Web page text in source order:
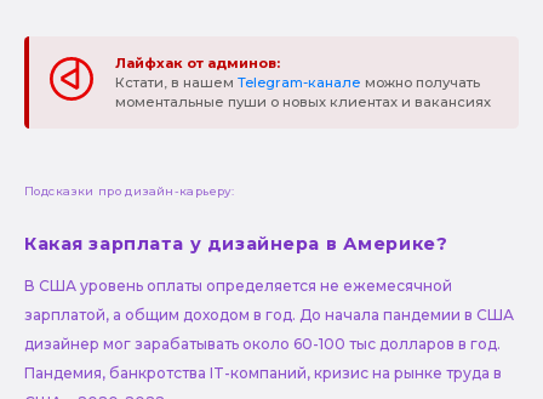
Лайфхак от админов:
Кстати, в нашем Telegram-канале можно получать
моментальные пуши о новых клиентах и вакансиях
Подсказки про дизайн-карьеру:
Какая зарплата у дизайнера в Америке?
В США уровень оплаты определяется не ежемесячной
зарплатой, а общим доходом в год. До начала пандемии в США
дизайнер мог зарабатывать около 60-100 тыс долларов в год.
Пандемия, банкротства IT-компаний, кризис на рынке труда в